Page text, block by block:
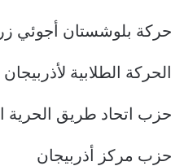
حركة بلوشستان أجوئي
الحركة الطلابية
حزب اتحاد طريق الحرية
حزب مركز أذربيجان